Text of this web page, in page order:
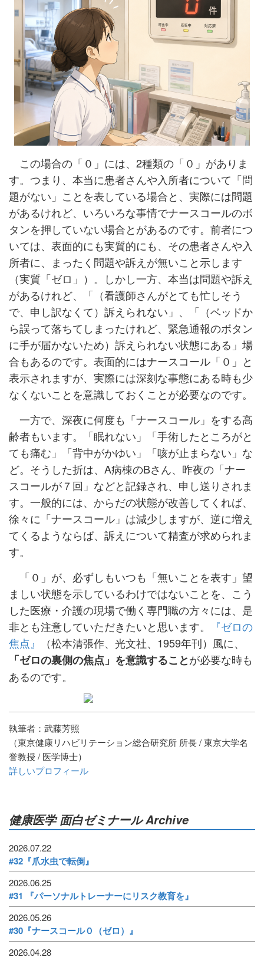
この場合の「０」には、2種類の「０」がありま
す。つまり、本当に患者さんや入所者について「問
題がない」ことを表している場合と、実際には問題
があるけれど、いろいろな事情でナースコールのボ
タンを押していない場合とがあるのです。前者につ
いては、表面的にも実質的にも、その患者さんや入
所者に、まったく問題や訴えが無いこと示します
（実質「ゼロ」）。しかし一方、本当は問題や訴え
があるけれど、「（看護師さんがとても忙しそう
で、申し訳なくて）訴えられない」、「（ベッドか
ら誤って落ちてしまったけれど、緊急通報のボタン
に手が届かないため）訴えられない状態にある」場
合もあるのです。表面的にはナースコール「０」と
表示されますが、実際には深刻な事態にある時も少
なくないことを意識しておくことが必要なのです。
一方で、深夜に何度も「ナースコール」をする高
齢者もいます。「眠れない」「手術したところがと
ても痛む」「背中がかゆい」「咳が止まらない」な
ど。そうした折は、A病棟のBさん、昨夜の「ナー
スコールが７回」などと記録され、申し送りされま
す。一般的には、からだの状態が改善してくれば、
徐々に「ナースコール」は減少しますが、逆に増え
てくるようならば、訴えについて精査が求められま
す。
「０」が、必ずしもいつも「無いことを表す」望
ましい状態を示しているわけではないことを、こう
した医療・介護の現場で働く専門職の方々には、是
非とも注意していただきたいと思います。
『ゼロの
焦点』
（松本清張作、光文社、1959年刊）風に、
「ゼロの裏側の焦点」を意識することが必要な時も
あるのです。
執筆者：武藤芳照
（東京健康リハビリテーション総合研究所 所長 / 東京大学名
誉教授 / 医学博士）
詳しいプロフィール
健康医学 面白ゼミナール Archive
2026.07.22
#32『爪水虫で転倒』
2026.06.25
#31 『パーソナルトレーナーにリスク教育を』
2026.05.26
#30『ナースコール０（ゼロ）』
2026.04.28